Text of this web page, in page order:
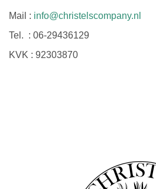
Mail : info@christelscompany.nl
Tel. : 06-29436129
KVK : 92303870